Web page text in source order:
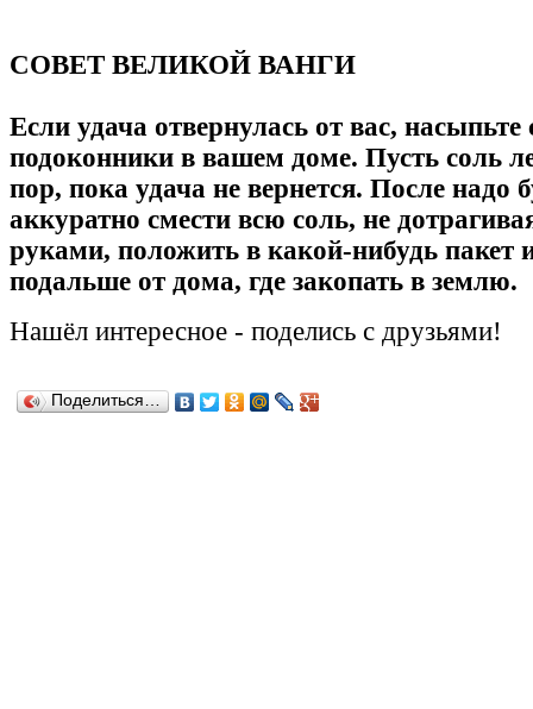
СОВЕТ ВЕЛИКОЙ ВАНГИ
Если удача отвернулась от вас, насыпьте
подоконники в вашем доме. Пусть соль
пор, пока удача не вернется. После надо
аккуратно смести всю соль, не
руками, положить в какой-нибудь пакет
подальше от дома, где закопать в землю.
Нашёл интересное - поделись с друзьями!
Поделиться…